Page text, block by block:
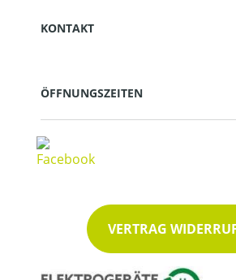
KONTAKT
ÖFFNUNGSZEITEN
VERTRAG